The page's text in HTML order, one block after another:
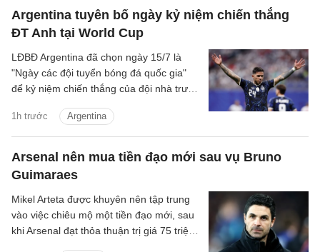
đình.
Argentina tuyên bố ngày kỷ niệm chiến thắng
ĐT Anh tại World Cup
1h trước Argentina
LĐBĐ Argentina đã chọn ngày 15/7 là
"Ngày các đội tuyển bóng đá quốc gia"
để kỷ niệm chiến thắng của đội nhà trước
Arsenal nên mua tiền đạo mới sau vụ Bruno
Guimaraes
Mikel Arteta được khuyên nên tập trung
vào việc chiêu mộ một tiền đạo mới, sau
khi Arsenal đạt thỏa thuận trị giá 75 triệu